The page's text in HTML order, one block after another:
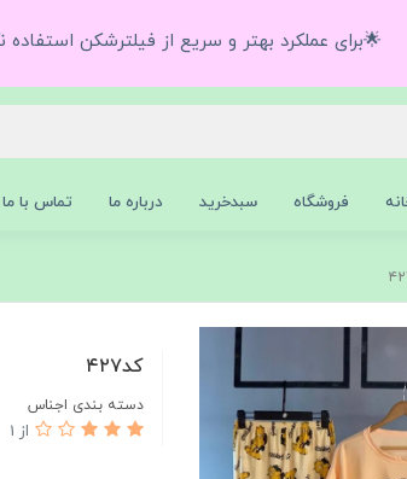
🌟برای عملکرد بهتر و سریع از فیلترشکن استفاده
فروشگاه سبدخرید درباره ما تماس با ما
کد۴۲۷
دسته بندی اجناس
از 1